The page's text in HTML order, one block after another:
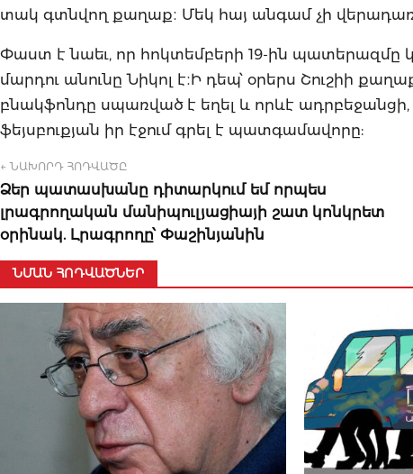
տակ գտնվող քաղաք։ Մեկ հայ անգամ չի
Փաստ է նաեւ, որ հոկտեմբերի 19-ին պատերազմը
մարդու անունը Նիկոլ է։Ի դեպ՝ օրերս Շուշիի
բնակֆոնդը սպառված է եղել և որևէ
ֆեյսբուքյան իր էջում գրել է պատգամավորը:
← ՆԱԽՈՐԴ ՀՈԴՎԱԾԸ
Ձեր պատասխանը դիտարկում եմ որպես
լրագրողական մանիպուլյացիայի շատ կոնկրետ
օրինակ. Լրագրողը՝ Փաշինյանին
ՆՄԱՆ ՀՈԴՎԱԾՆԵՐ